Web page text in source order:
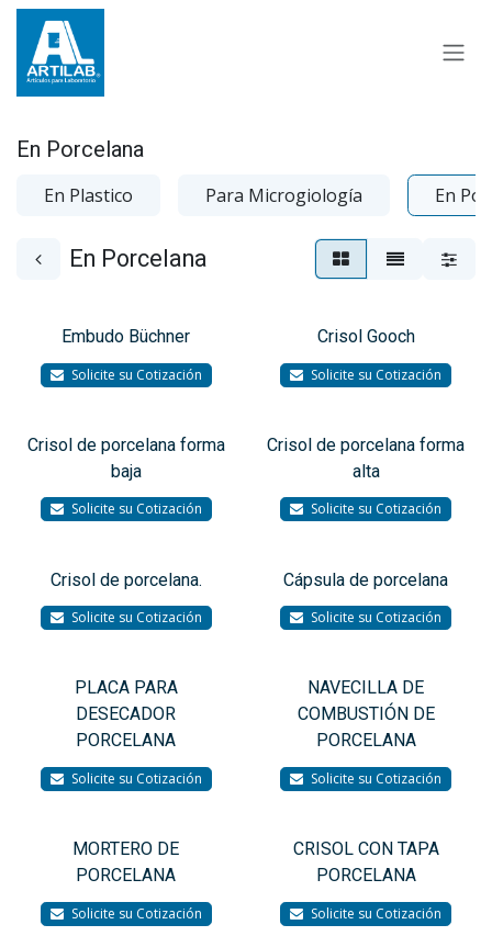
Ir al contenido
En Porcelana
En Plastico Para Microgiología En
En Porcelana
Embudo Büchner
Solicite su Cotización
Crisol Gooch
Solicite su Cotización
Crisol de porcelana forma
baja
Solicite su Cotización
Crisol de porcelana forma
alta
Solicite su Cotización
Crisol de porcelana.
Solicite su Cotización
Cápsula de porcelana
Solicite su Cotización
PLACA PARA
DESECADOR
PORCELANA
Solicite su Cotización
NAVECILLA DE
COMBUSTIÓN DE
PORCELANA
Solicite su Cotización
MORTERO DE
PORCELANA
Solicite su Cotización
CRISOL CON TAPA
PORCELANA
Solicite su Cotización